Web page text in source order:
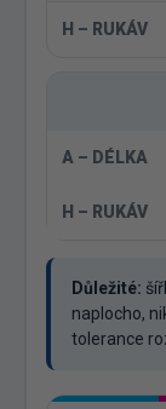
Důležité:
naplocho,
tolerance